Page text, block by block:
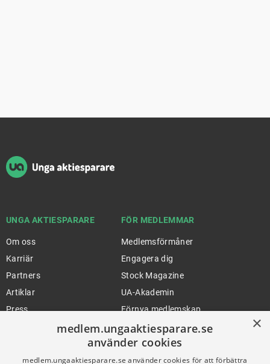
UNGA AKTIESPARARE
Om oss
Karriär
Partners
Artiklar
Press
FÖR MEDLEMMAR
Medlemsförmåner
Engagera dig
Stock Magazine
UA-Akademin
Förnya medlemskap
×
medlem.ungaaktiesparare.se
använder cookies
medlem.ungaaktiesparare.se använder cookies för att förbättra